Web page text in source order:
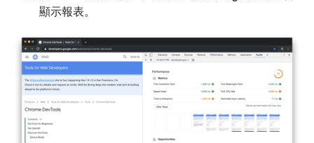
顯示報表。